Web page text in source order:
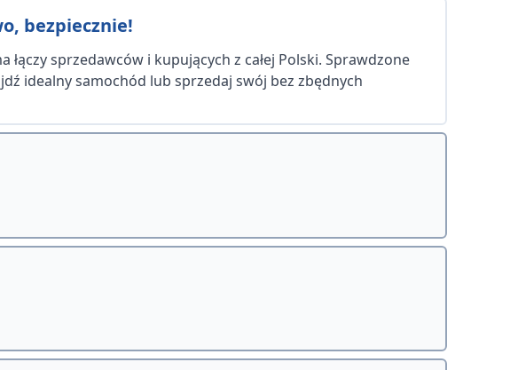
bezpiecznie!
sprzedawców i kupujących z całej Polski. Sprawdzone
idealny samochód lub sprzedaj swój bez zbędnych